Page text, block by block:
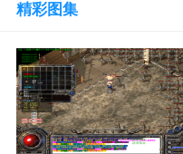
精彩图集